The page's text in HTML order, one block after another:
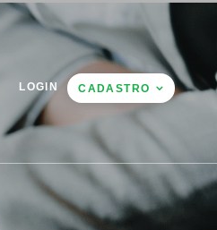
LOGIN CADASTRO